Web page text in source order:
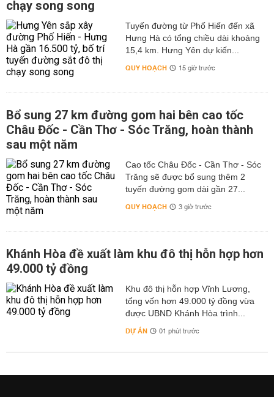
chạy song song
Tuyến đường từ Phố Hiến đến xã
Hưng Hà có tổng chiều dài khoảng
15,4 km. Hưng Yên dự kiến...
QUY HOẠCH 15 giờ trước
Bổ sung 27 km đường gom hai bên cao tốc
Châu Đốc - Cần Thơ - Sóc Trăng, hoàn thành
sau một năm
Cao tốc Châu Đốc - Cần Thơ - Sóc
Trăng sẽ được bổ sung thêm 2
tuyến đường gom dài gần 27...
QUY HOẠCH 3 giờ trước
Khánh Hòa đề xuất làm khu đô thị hỗn hợp hơn
49.000 tỷ đồng
Khu đô thị hỗn hợp Vĩnh Lương,
tổng vốn hơn 49.000 tỷ đồng vừa
được UBND Khánh Hòa trình...
DỰ ÁN 01 phút trước